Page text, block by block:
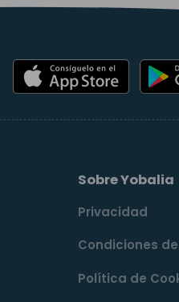
Sobre Yobalia
Privacidad
Condiciones
Política de